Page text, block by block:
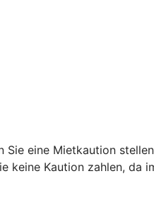
Sie eine Mietkaution
keine Kaution zahlen, da